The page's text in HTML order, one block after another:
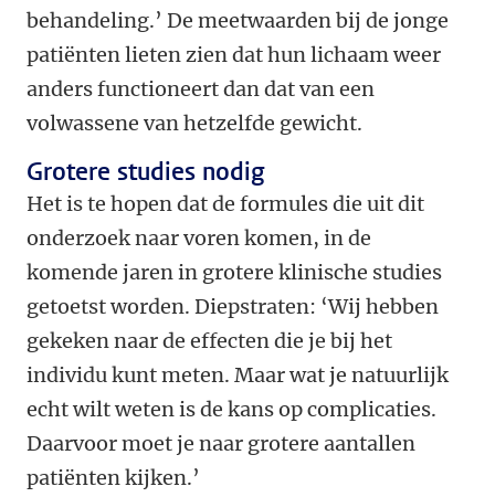
behandeling.’ De meetwaarden bij de jonge
patiënten lieten zien dat hun lichaam weer
anders functioneert dan dat van een
volwassene van hetzelfde gewicht.
Grotere studies nodig
Het is te hopen dat de formules die uit dit
onderzoek naar voren komen, in de
komende jaren in grotere klinische studies
getoetst worden. Diepstraten: ‘Wij hebben
gekeken naar de effecten die je bij het
individu kunt meten. Maar wat je natuurlijk
echt wilt weten is de kans op complicaties.
Daarvoor moet je naar grotere aantallen
patiënten kijken.’